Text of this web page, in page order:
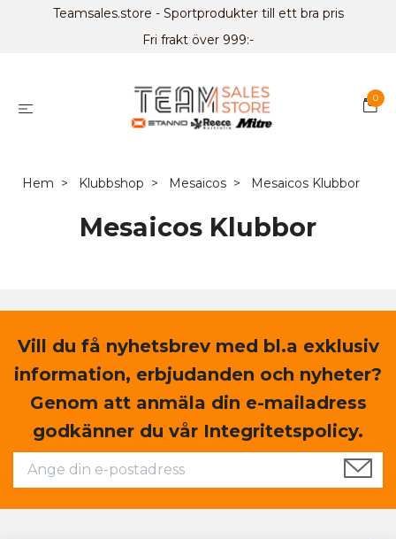
Teamsales.store - Sportprodukter till ett bra pris
Fri frakt över 999:-
0
Hem Klubbshop Mesaicos Mesaicos Klubbor
Mesaicos Klubbor
Vill du få nyhetsbrev med bl.a exklusiv
information, erbjudanden och nyheter?
Genom att anmäla din e-mailadress
godkänner du vår Integritetspolicy.